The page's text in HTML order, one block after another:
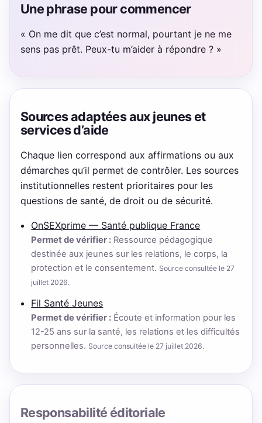
Une phrase pour commencer
« On me dit que c’est normal, pourtant je ne me
sens pas prêt. Peux-tu m’aider à répondre ? »
Sources adaptées aux jeunes et
services d’aide
Chaque lien correspond aux affirmations ou aux
démarches qu’il permet de contrôler. Les sources
institutionnelles restent prioritaires pour les
questions de santé, de droit ou de sécurité.
OnSEXprime — Santé publique France
Permet de vérifier : Ressource pédagogique
destinée aux jeunes sur les relations, le corps, la
protection et le consentement. Source consultée le 27
juillet 2026.
Fil Santé Jeunes
Permet de vérifier : Écoute et information pour les
12-25 ans sur la santé, les relations et les difficultés
personnelles. Source consultée le 27 juillet 2026.
Responsabilité éditoriale